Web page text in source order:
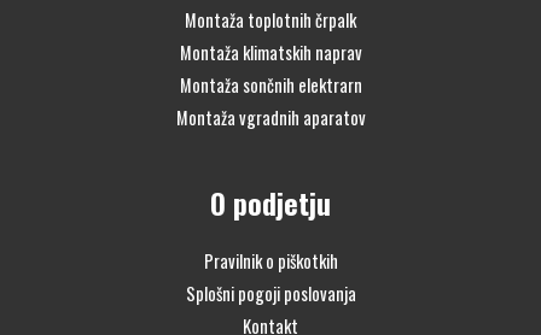
Montaža toplotnih črpalk
Montaža klimatskih naprav
Montaža sončnih elektrarn
Montaža vgradnih aparatov
O podjetju
Pravilnik o piškotkih
Splošni pogoji poslovanja
Kontakt